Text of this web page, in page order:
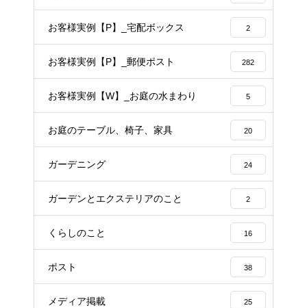
お客様実例【P】_宅配ボックス 2
お客様実例【P】_郵便ポスト 282
お客様実例【W】_お庭の水まわり 5
お庭のテーブル、椅子、家具 20
ガーデニング 24
ガーデンとエクステリアのこと 2
くらしのこと 16
ポスト 38
メディア掲載 25